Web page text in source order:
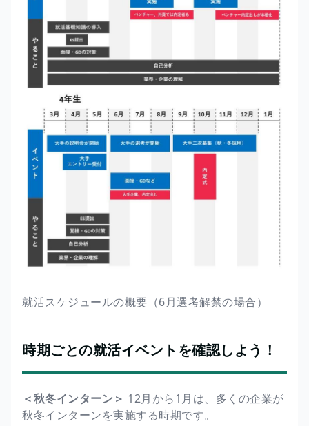
就活スケジュールの概要（6月選考解禁の場合）
時期ごとの就活イベントを確認しよう！
＜秋冬インターン＞ 12月から1月は、多くの企業が
秋冬インターンを実施する時期です。